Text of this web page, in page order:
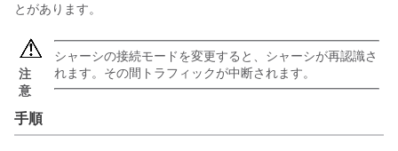
とがあります。
注
意
シャーシの接続モードを変更すると、シャーシが再認識さ
れます。その間トラフィックが中断されます。
手順